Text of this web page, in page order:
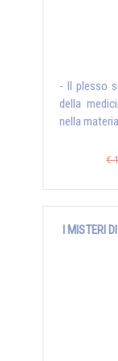
- Il plesso
della
nella
€
I MISTERI